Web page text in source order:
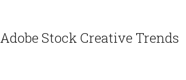
Stock Creative Trends